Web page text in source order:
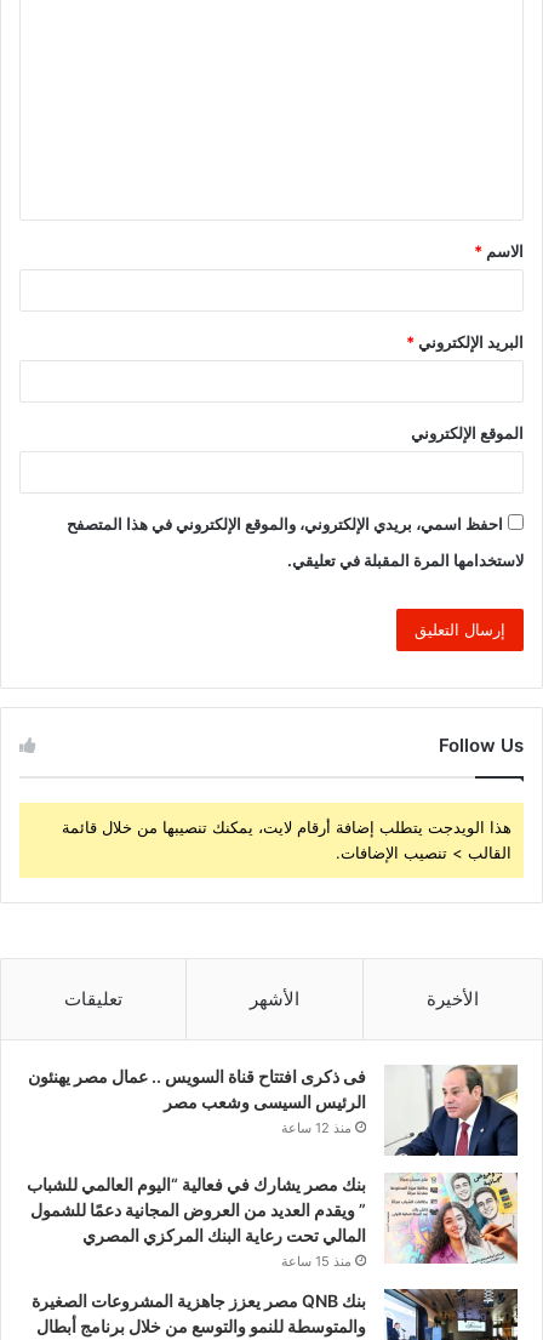
ق
*
الاسم *
البريد الإلكتروني*
الموقع الإلكتروني
احفظ اسمي، بريدي الإلكتروني، والموقع الإلكتروني في هذا المتصفح
لاستخدامها المرة المقبلة في تعليقي.
Follow Us
هذا الويدجت يتطلب إضافة أرقام لايت، يمكنك تنصيبها من خلال قائمة
القالب > تنصيب الإضافات.
الأخيرة الأشهر تعليقات
فى ذكرى افتتاح قناة السويس .. عمال مصر يهنئون
الرئيس السيسى وشعب مصر
منذ 12 ساعة
بنك مصر يشارك في فعالية “اليوم العالمي للشباب
” ويقدم العديد من العروض المجانية دعمًا للشمول
المالي تحت رعاية البنك المركزي المصري
منذ 15 ساعة
بنك QNB مصر يعزز جاهزية المشروعات الصغيرة
والمتوسطة للنمو والتوسع من خلال برنامج أبطال